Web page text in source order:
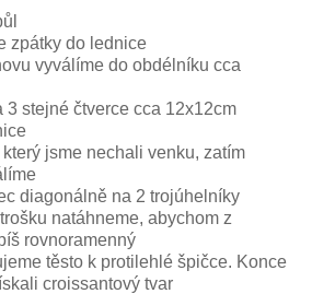
zpátky do lednice
vyválíme do obdélníku cca
3 stejné čtverce cca 12x12cm
jsme nechali venku, zatím
diagonálně na 2 trojúhelníky
natáhneme, abychom z
rovnoramenný
těsto k protilehlé špičce. Konce
croissantový tvar